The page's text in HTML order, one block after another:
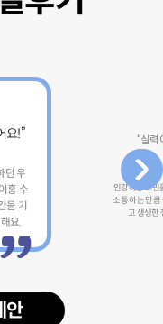
요!”
던 우
홍 수
을 기
요.
“실력
인강이랑 고민
소통 하는 만큼
고 생생한
안